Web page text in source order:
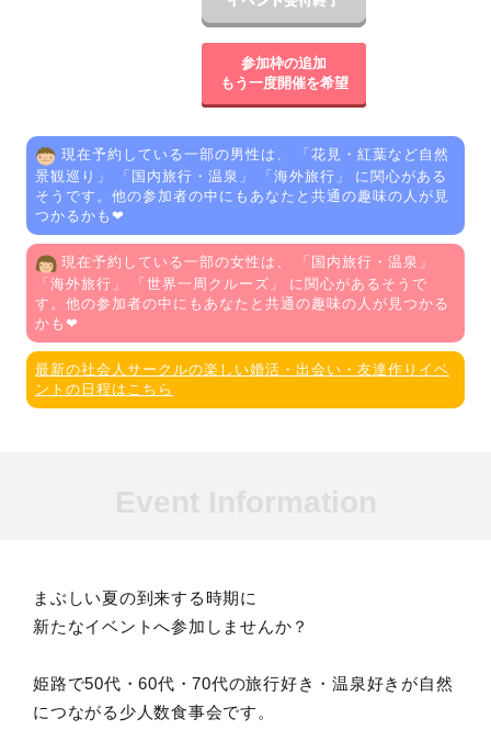
参加枠の追加
もう一度開催を希望
現在予約している一部の男性は、 「 花見・紅葉など自然
景観巡り 」 「国内旅行・温泉 」 「海外旅行 」 に関心がある
そうです。他の参加者の中にもあなたと共通の趣味の人が見
つかるかも❤
現在予約している一部の女性は、 「 国内旅行・温泉 」
「海外旅行 」 「世界一周クルーズ 」 に関心があるそうで
す。他の参加者の中にもあなたと共通の趣味の人が見つかる
かも❤
最新の社会人サークルの楽しい婚活・出会い・友達作りイベ
ントの日程はこちら
まぶしい夏の到来する時期に
新たなイベントへ参加しませんか？
姫路で50代・60代・70代の旅行好き・温泉好きが自然
につながる少人数食事会です。